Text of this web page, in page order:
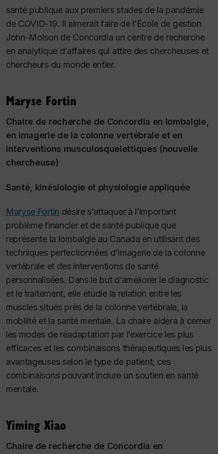
santé publique aux premiers stades de la pandémie
de COVID-19. Il aimerait faire de l’École de gestion
John-Molson de Concordia un centre de recherche
en analytique d’affaires qui attire des chercheuses et
chercheurs du monde entier.
Maryse Fortin
Chaire de recherche de Concordia en lombalgie,
en imagerie de la colonne vertébrale et en
interventions musculosquelettiques (nouvelle
chercheuse)
Santé, kinésiologie et physiologie appliquée
Maryse Fortin désire s’attaquer à l’important
problème financier et de santé publique que
représente la lombalgie au Canada en utilisant des
techniques perfectionnées d’imagerie de la colonne
vertébrale et des interventions de santé
personnalisées. Dans le but d’améliorer le diagnostic
et le traitement, elle étudie la relation entre les
muscles situés près de la colonne vertébrale, la
mobilité et la santé mentale. La chaire aidera à cerner
les modes de réadaptation par l’exercice les plus
efficaces et les combinaisons thérapeutiques les plus
avantageuses selon le type de patient, ces
combinaisons pouvant inclure un soutien en santé
mentale.
Yiming Xiao
Chaire de recherche de Concordia en